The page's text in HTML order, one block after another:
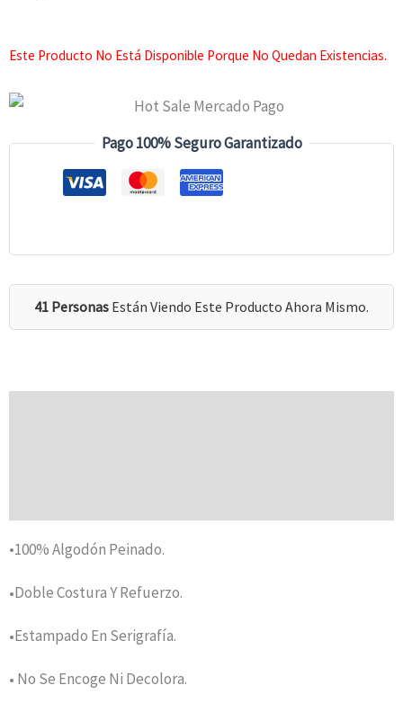
Este Producto No Está Disponible Porque No Quedan Existencias.
Pago 100% Seguro Garantizado
41 Personas Están Viendo Este Producto Ahora Mismo.
•100% Algodón Peinado.
•Doble Costura Y Refuerzo.
•Estampado En Serigrafía.
• No Se Encoge Ni Decolora.